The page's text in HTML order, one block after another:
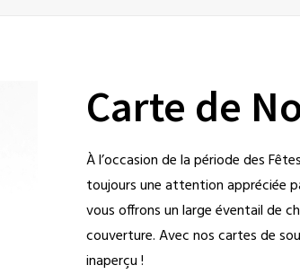
Carte de
À l’occasion de la période des
toujours une attention appréciée
vous offrons un large éventail de
couverture. Avec nos cartes de
inaperçu !